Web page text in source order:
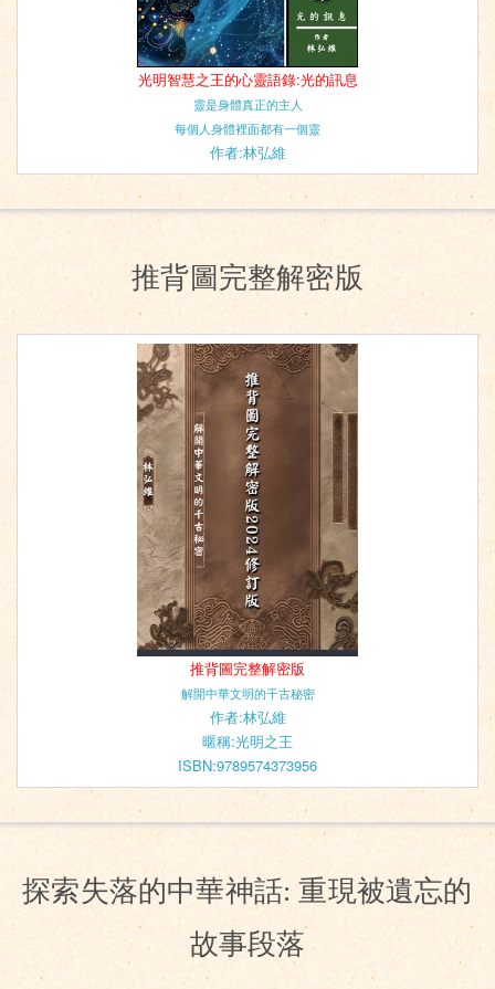
光明智慧之王的心靈語錄:光的訊息
靈是身體真正的主人
每個人身體裡面都有一個靈
作者:林弘維
推背圖完整解密版
推背圖完整解密版
解開中華文明的千古秘密
作者:林弘維
暱稱:光明之王
ISBN:9789574373956
探索失落的中華神話: 重現被遺忘的
故事段落